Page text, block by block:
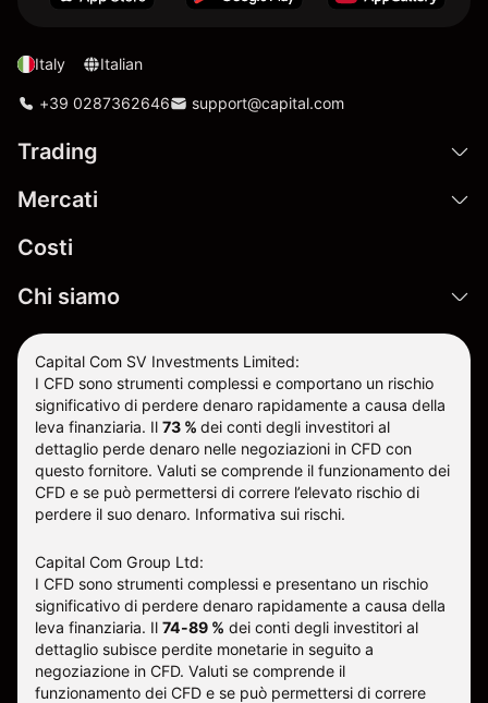
Italy Italian
+39 0287362646 support@capital.com
Trading
Mercati
Costi
Chi siamo
Capital Com SV Investments Limited:
I CFD sono strumenti complessi e comportano un rischio
significativo di perdere denaro rapidamente a causa della
leva finanziaria. Il 73 % dei conti degli investitori al
dettaglio perde denaro nelle negoziazioni in CFD con
questo fornitore. Valuti se comprende il funzionamento dei
CFD e se può permettersi di correre l’elevato rischio di
perdere il suo denaro. Informativa sui rischi.
Capital Com Group Ltd:
I CFD sono strumenti complessi e presentano un rischio
significativo di perdere denaro rapidamente a causa della
leva finanziaria. Il 74-89 % dei conti degli investitori al
dettaglio subisce perdite monetarie in seguito a
negoziazione in CFD. Valuti se comprende il
funzionamento dei CFD e se può permettersi di correre